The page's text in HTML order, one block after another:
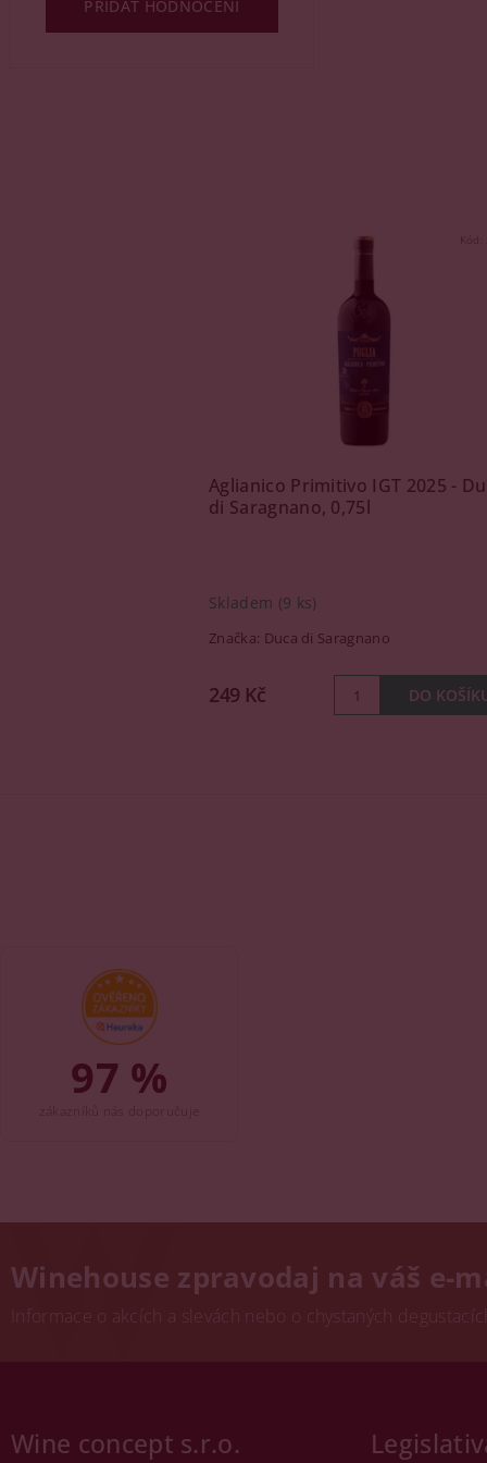
PŘIDAT HODNOCENÍ
Kód:
Aglianico Primitivo IGT 2025 -
di Saragnano, 0,75l
Skladem (9 ks)
Značka: Duca di Saragnano
249 Kč
97 %
Winehouse zpravodaj na váš e-
Informace o akcích a slevách nebo o chystaných
Wine concept s.r.o.